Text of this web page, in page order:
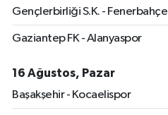
Gençlerbirliği S.K. - Fenerbahçe
Gaziantep FK - Alanyaspor
16 Ağustos, Pazar
Başakşehir - Kocaelispor